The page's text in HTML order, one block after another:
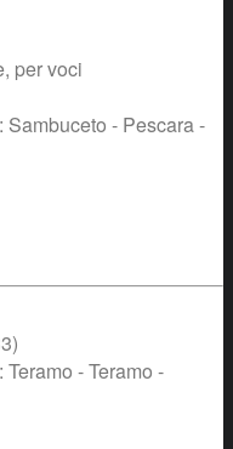
per voci
- Pescara -
- Teramo -